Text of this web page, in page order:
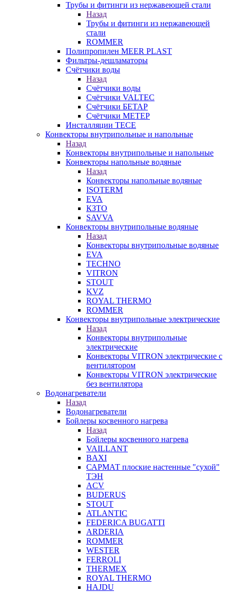
Трубы и фитинги из нержавеющей стали
Назад
Трубы и фитинги из нержавеющей
стали
ROMMER
Полипропилен MEER PLAST
Фильтры-дешламаторы
Счётчики воды
Назад
Счётчики воды
Счётчики VALTEC
Счётчики БЕТАР
Счётчики МЕТЕР
Инсталляции TECE
Конвекторы внутрипольные и напольные
Назад
Конвекторы внутрипольные и напольные
Конвекторы напольные водяные
Назад
Конвекторы напольные водяные
ISOTERM
EVA
КЗТО
SAVVA
Конвекторы внутрипольные водяные
Назад
Конвекторы внутрипольные водяные
EVA
TECHNO
VITRON
STOUT
KVZ
ROYAL THERMO
ROMMER
Конвекторы внутрипольные электрические
Назад
Конвекторы внутрипольные
электрические
Конвекторы VITRON электрические с
вентилятором
Конвекторы VITRON электрические
без вентилятора
Водонагреватели
Назад
Водонагреватели
Бойлеры косвенного нагрева
Назад
Бойлеры косвенного нагрева
VAILLANT
BAXI
САРМАТ плоские настенные "сухой"
ТЭН
ACV
BUDERUS
STOUT
ATLANTIC
FEDERICA BUGATTI
ARDERIA
ROMMER
WESTER
FERROLI
THERMEX
ROYAL THERMO
HAJDU